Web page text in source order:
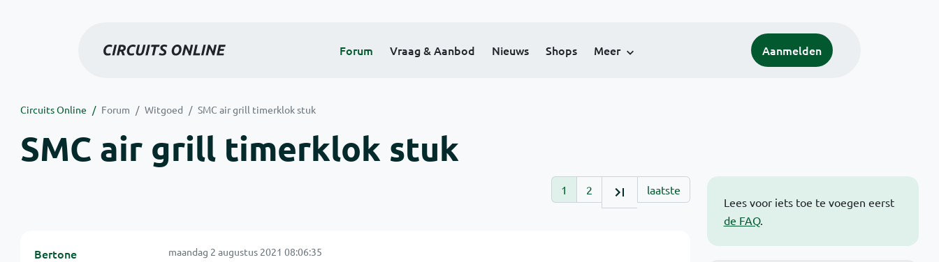
Forum Vraag & Aanbod Nieuws Shops Meer Aanmelden
Circuits Online Forum Witgoed SMC air grill timerklok stuk
SMC air grill timerklok stuk
Lees voor iets toe te voegen eerst
de FAQ.
1 2 laatste
Bertone maandag 2 augustus 2021 08:06:35